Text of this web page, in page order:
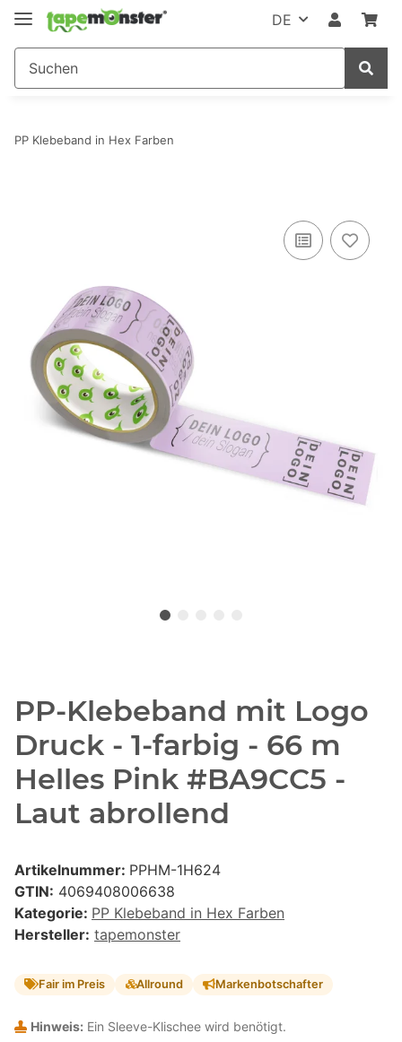
DE
PP Klebeband in Hex Farben
PP-Klebeband mit Logo
Druck - 1-farbig - 66 m
Helles Pink #BA9CC5 -
Laut abrollend
Artikelnummer: PPHM-1H624
GTIN: 4069408006638
Kategorie: PP Klebeband in Hex Farben
Hersteller: tapemonster
Fair im Preis Allround Markenbotschafter
Hinweis: Ein Sleeve-Klischee wird benötigt.